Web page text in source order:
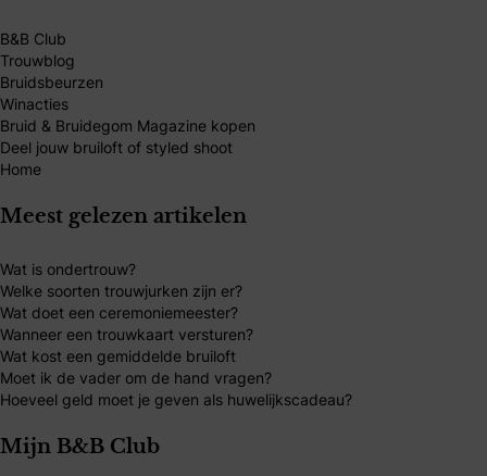
B&B Club
Trouwblog
Bruidsbeurzen
Winacties
Bruid & Bruidegom Magazine kopen
Deel jouw bruiloft of styled shoot
Home
Meest gelezen artikelen
Wat is ondertrouw?
Welke soorten trouwjurken zijn er?
Wat doet een ceremoniemeester?
Wanneer een trouwkaart versturen?
Wat kost een gemiddelde bruiloft
Moet ik de vader om de hand vragen?
Hoeveel geld moet je geven als huwelijkscadeau?
Mijn B&B Club